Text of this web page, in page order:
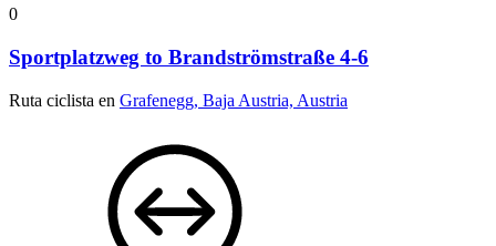
0
Sportplatzweg to Brandströmstraße 4-6
Ruta ciclista en Grafenegg, Baja Austria, Austria